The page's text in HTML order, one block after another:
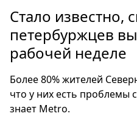
Россия
Мир
Здоровье
Туризм
Мода
Стало известно,
петербуржцев
рабочей неделе
Более 80% жителей
что у них есть проблемы
знает Metro.